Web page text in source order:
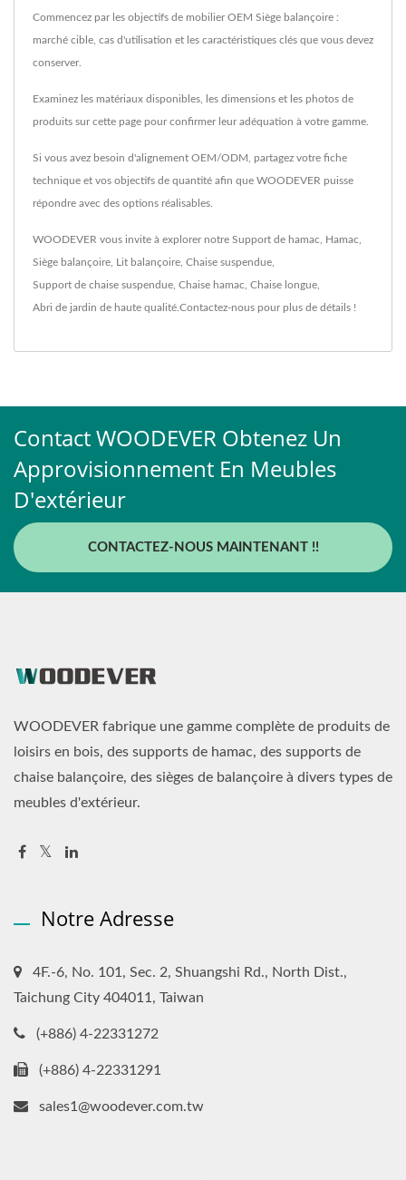
Commencez par les objectifs de mobilier OEM Siège balançoire :
marché cible, cas d'utilisation et les caractéristiques clés que vous devez
conserver.
Examinez les matériaux disponibles, les dimensions et les photos de
produits sur cette page pour confirmer leur adéquation à votre gamme.
Si vous avez besoin d'alignement OEM/ODM, partagez votre fiche
technique et vos objectifs de quantité afin que WOODEVER puisse
répondre avec des options réalisables.
WOODEVER vous invite à explorer notre Support de hamac Hamac
Siège balançoire Lit balançoire Chaise suspendue
Support de chaise suspendue Chaise hamac Chaise longue
Abri de jardin de haute qualité. Contactez-nous pour plus de détails !
Contact WOODEVER Obtenez Un
Approvisionnement En Meubles
D'extérieur
CONTACTEZ-NOUS MAINTENANT !!
WOODEVER fabrique une gamme complète de produits de
loisirs en bois, des supports de hamac, des supports de
chaise balançoire, des sièges de balançoire à divers types de
meubles d'extérieur.
Notre Adresse
4F.-6, No. 101, Sec. 2, Shuangshi Rd., North Dist.,
Taichung City 404011, Taiwan
(+886) 4-22331272
(+886) 4-22331291
sales1@woodever.com.tw